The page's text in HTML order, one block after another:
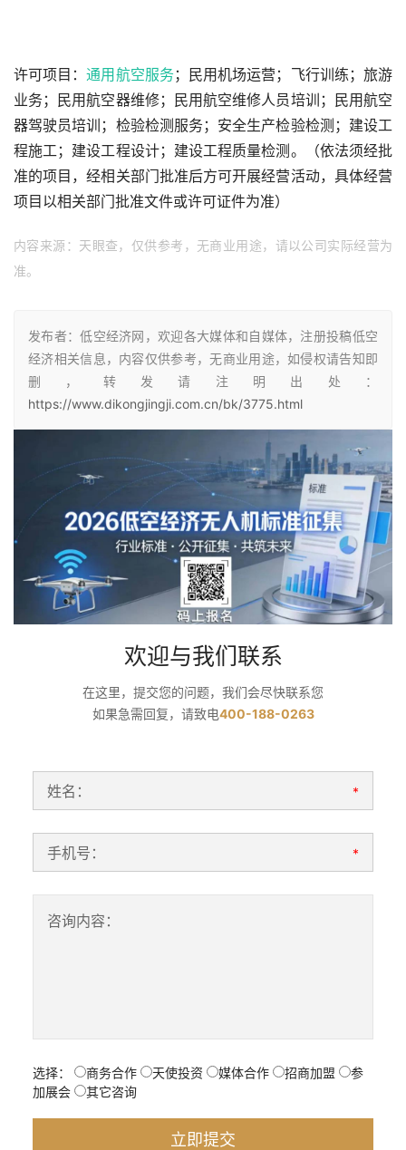
许可项目：通用航空服务；民用机场运营；飞行训练；旅游
业务；民用航空器维修；民用航空维修人员培训；民用航空
器驾驶员培训；检验检测服务；安全生产检验检测；建设工
程施工；建设工程设计；建设工程质量检测。（依法须经批
准的项目，经相关部门批准后方可开展经营活动，具体经营
项目以相关部门批准文件或许可证件为准）
内容来源：天眼查，仅供参考，无商业用途，请以公司实际经营为
准。
发布者：低空经济网，欢迎各大媒体和自媒体，注册投稿低空
经济相关信息，内容仅供参考，无商业用途，如侵权请告知即
删，转发请注明出处：
https://www.dikongjingji.com.cn/bk/3775.html
欢迎与我们联系
在这里，提交您的问题，我们会尽快联系您
如果急需回复，请致电400-188-0263
姓名： *
手机号： *
咨询内容：
选择： 商务合作 天使投资 媒体合作 招商加盟
参
加展会
其它咨询